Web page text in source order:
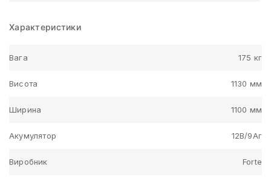
Характеристики
Вага 175 кг
Висота 1130 мм
Ширина 1100 мм
Акумулятор 12В/9Аг
Виробник Forte